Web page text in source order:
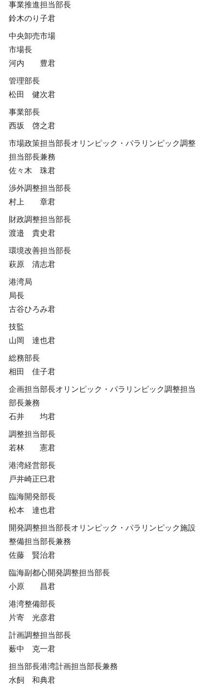
事業推進担当部長
鈴木のり子君
中央卸売市場
市場長
河内 豊君
管理部長
松田 健次君
事業部長
西坂 啓之君
市場政策担当部長オリンピック・パラリンピック調整
担当部長兼務
佐々木 珠君
渉外調整担当部長
村上 章君
財政調整担当部長
渡邉 貴史君
環境改善担当部長
萩原 清志君
港湾局
局長
古谷ひろみ君
技監
山岡 達也君
総務部長
相田 佳子君
企画担当部長オリンピック・パラリンピック調整担当
部長兼務
石井 均君
調整担当部長
若林 憲君
港湾経営部長
戸井崎正巳君
臨海開発部長
松本 達也君
開発調整担当部長オリンピック・パラリンピック施設
整備担当部長兼務
佐藤 賢治君
臨海副都心開発調整担当部長
小原 昌君
港湾整備部長
片寄 光彦君
計画調整担当部長
薮中 克一君
担当部長港湾計画担当部長兼務
水飼 和典君